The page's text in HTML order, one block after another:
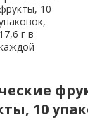
10